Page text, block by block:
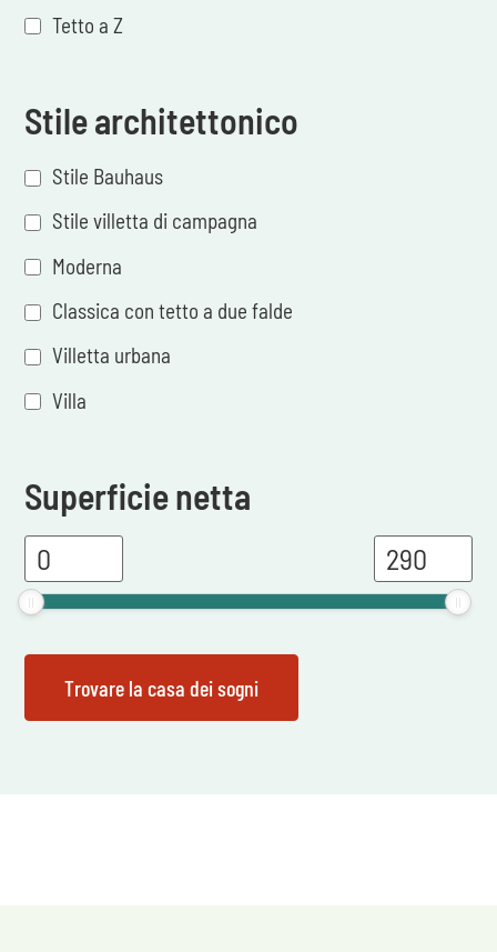
Tetto a Z
Stile architettonico
Stile Bauhaus
Stile villetta di campagna
Moderna
Classica con tetto a due falde
Villetta urbana
Villa
Superficie netta